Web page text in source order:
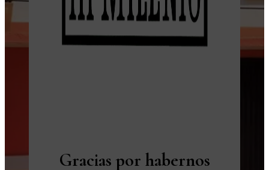
Gracias por habernos